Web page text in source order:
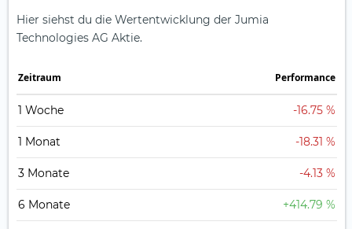
Hier siehst du die Wertentwicklung der Jumia
Technologies AG Aktie.
Zeitraum Perfor­mance
1 Woche -16.75 %
1 Monat -18.31 %
3 Monate -4.13 %
6 Monate +414.79 %